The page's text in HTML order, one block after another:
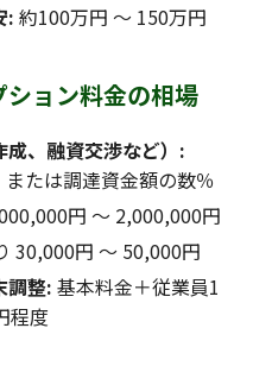
: 約100万円 〜 150万円
ョン料金の相場
、融資交渉など）:
たは調達資金額の数％
円 〜 2,000,000円
30,000円 〜 50,000円
調整: 基本料金＋従業員1
程度